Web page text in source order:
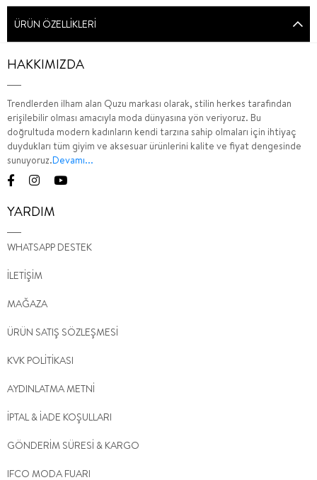
ÜRÜN ÖZELLIKLERI
HAKKIMIZDA
Trendlerden ilham alan Quzu markası olarak, stilin herkes tarafından
erişilebilir olması amacıyla moda dünyasına yön veriyoruz. Bu
doğrultuda modern kadınların kendi tarzına sahip olmaları için ihtiyaç
duydukları tüm giyim ve aksesuar ürünlerini kalite ve fiyat dengesinde
sunuyoruz.Devamı...
YARDIM
WHATSAPP DESTEK
İLETİŞİM
MAĞAZA
ÜRÜN SATIŞ SÖZLEŞMESİ
KVK POLİTİKASI
AYDINLATMA METNİ
İPTAL & İADE KOŞULLARI
GÖNDERİM SÜRESİ & KARGO
IFCO MODA FUARI